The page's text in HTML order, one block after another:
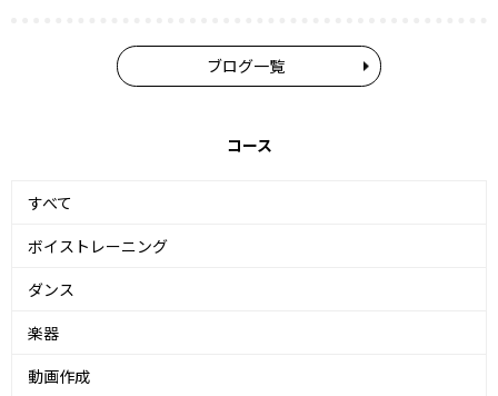
ブログ一覧
コース
すべて
ボイストレーニング
ダンス
楽器
動画作成